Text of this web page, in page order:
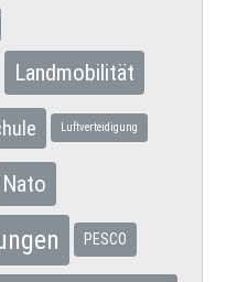
Landmobilität
Luftverteidigung
Nato
PESCO